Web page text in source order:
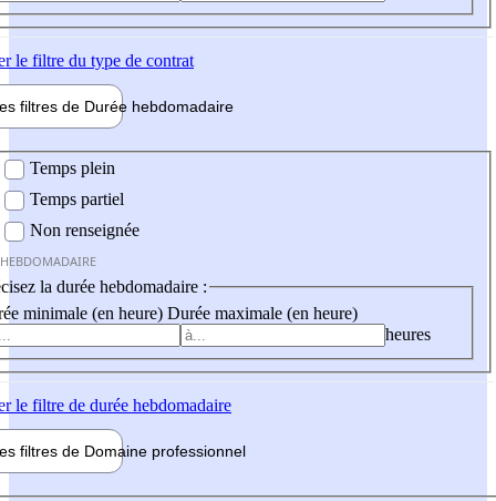
le filtre du type de contrat
filtres de Durée hebdomadaire
Temps plein
Temps partiel
Non renseignée
la durée hebdomadaire :
minimale (en heure) Durée maximale (en heure)
heures
le filtre de durée hebdomadaire
filtres de Domaine professionnel